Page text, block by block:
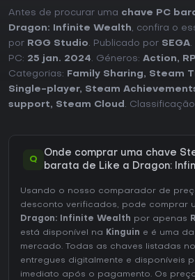
Antes de procurar uma chave PC
Dragon: Infinite Wealth, confira o
por RGG Studio. Publicado por SEGA.
PC: 25 jan. 2024. Géneros: Action,
Categorias:
Family Sharing, Steam
Single-player, Steam
support, Steam Cloud .
Q
Onde comprar uma chave
barata de Like a Dragon:
Usando o nosso comparador de
desconto verificados, pode comprar
Dragon: Infinite Wealth por apenas
está disponível na Kinguin e é uma
mercado. Todas as chaves listadas
entregues digitalmente e disponíveis
imediato após o pagamento. Os